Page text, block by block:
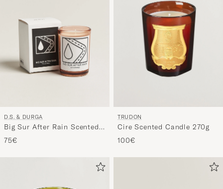
D.S. & DURGA
Big Sur After Rain Scented
Candle 200g
75€
TRUDON
Cire Scented Candle 270g
100€